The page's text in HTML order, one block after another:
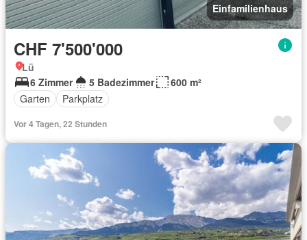
Einfamilienhaus
CHF 7'500'000
Lü
6 Zimmer
5 Badezimmer
600 m²
Garten
Parkplatz
Vor 4 Tagen, 22 Stunden